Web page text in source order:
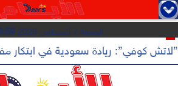
   
الجمعة 7 أغسطس 2026
”لاتش كوفي”: ريادة سعودية في ابتكار